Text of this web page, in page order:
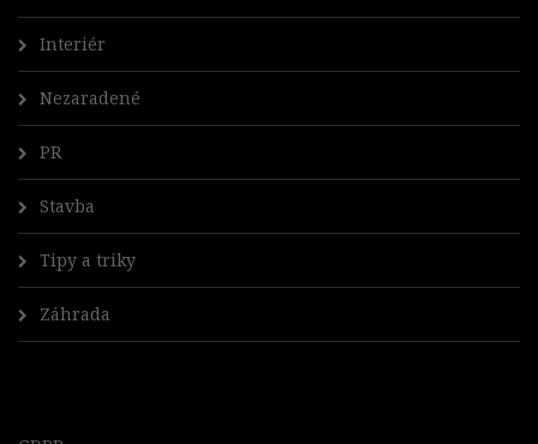
Interiér
Nezaradené
PR
Stavba
Tipy a triky
Záhrada